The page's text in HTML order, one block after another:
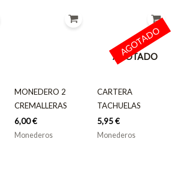
MONEDERO 2
CREMALLERAS
6,00€
Monederos
AGOTADO
CARTERA
TACHUELAS
5,95€
Monederos
AGOTADO